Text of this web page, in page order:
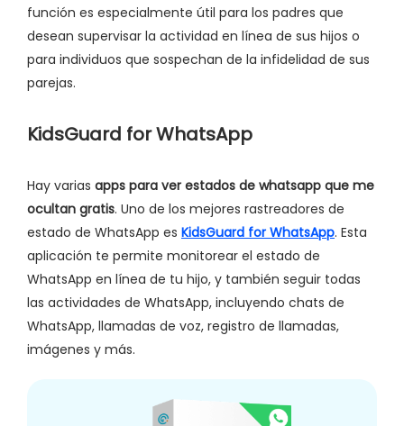
función es especialmente útil para los padres que
desean supervisar la actividad en línea de sus hijos o
para individuos que sospechan de la infidelidad de sus
parejas.
KidsGuard for WhatsApp
Hay varias apps para ver estados de whatsapp que me
ocultan gratis. Uno de los mejores rastreadores de
estado de WhatsApp es KidsGuard for WhatsApp. Esta
aplicación te permite monitorear el estado de
WhatsApp en línea de tu hijo, y también seguir todas
las actividades de WhatsApp, incluyendo chats de
WhatsApp, llamadas de voz, registro de llamadas,
imágenes y más.